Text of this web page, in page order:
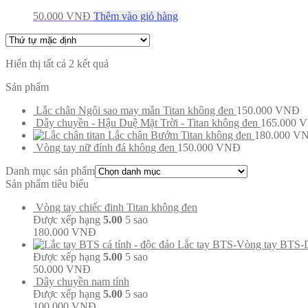
50.000 VNĐ Thêm vào giỏ hàng
Hiển thị tất cả 2 kết quả
Sản phẩm
Lắc chân Ngôi sao may mắn Titan không đen 150.000 VNĐ
Dây chuyền - Hậu Duệ Mặt Trời - Titan không đen 165.000
Lắc chân Bướm Titan không đen 180.000
Vòng tay nữ đính đá không đen 150.000 VNĐ
Danh mục sản phẩm
Sản phẩm tiêu biểu
Vòng tay chiếc đinh Titan không đen
Được xếp hạng 5.00 5 sao
180.000 VNĐ
Lắc tay BTS-Vòng tay BTS-
Được xếp hạng 5.00 5 sao
50.000 VNĐ
Dây chuyền nam tính
Được xếp hạng 5.00 5 sao